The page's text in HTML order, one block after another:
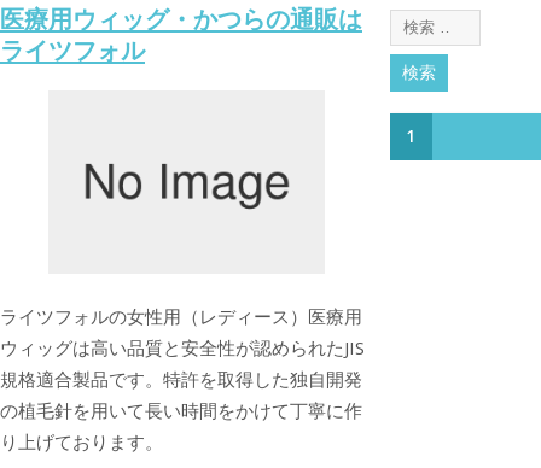
医療用ウィッグ・かつらの通販は
ライツフォル
ライツフォルの女性用（レディース）医療用
ウィッグは高い品質と安全性が認められたJIS
規格適合製品です。特許を取得した独自開発
の植毛針を用いて長い時間をかけて丁寧に作
り上げております。
1